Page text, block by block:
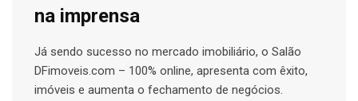
na imprensa
Já sendo sucesso no mercado imobiliário, o Salão
DFimoveis.com – 100% online, apresenta com êxito,
imóveis e aumenta o fechamento de negócios.